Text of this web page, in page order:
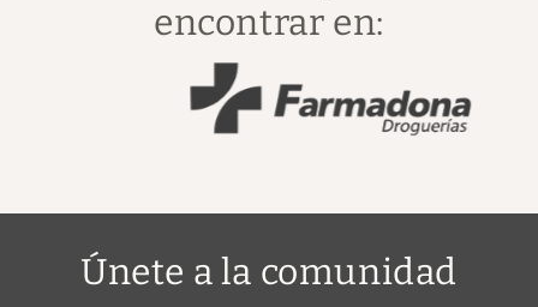
encontrar en:
Únete a la comunidad